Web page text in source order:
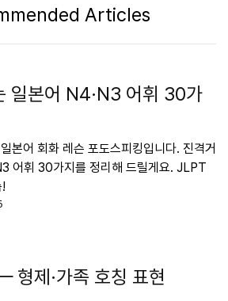
Articles
일본어 N4·N3 어휘 30가
본어 회화 레슨 포도스피킹입니다. 진격거
어휘 30가지를 정리해 드릴게요. JLPT
형제·가족 호칭 표현